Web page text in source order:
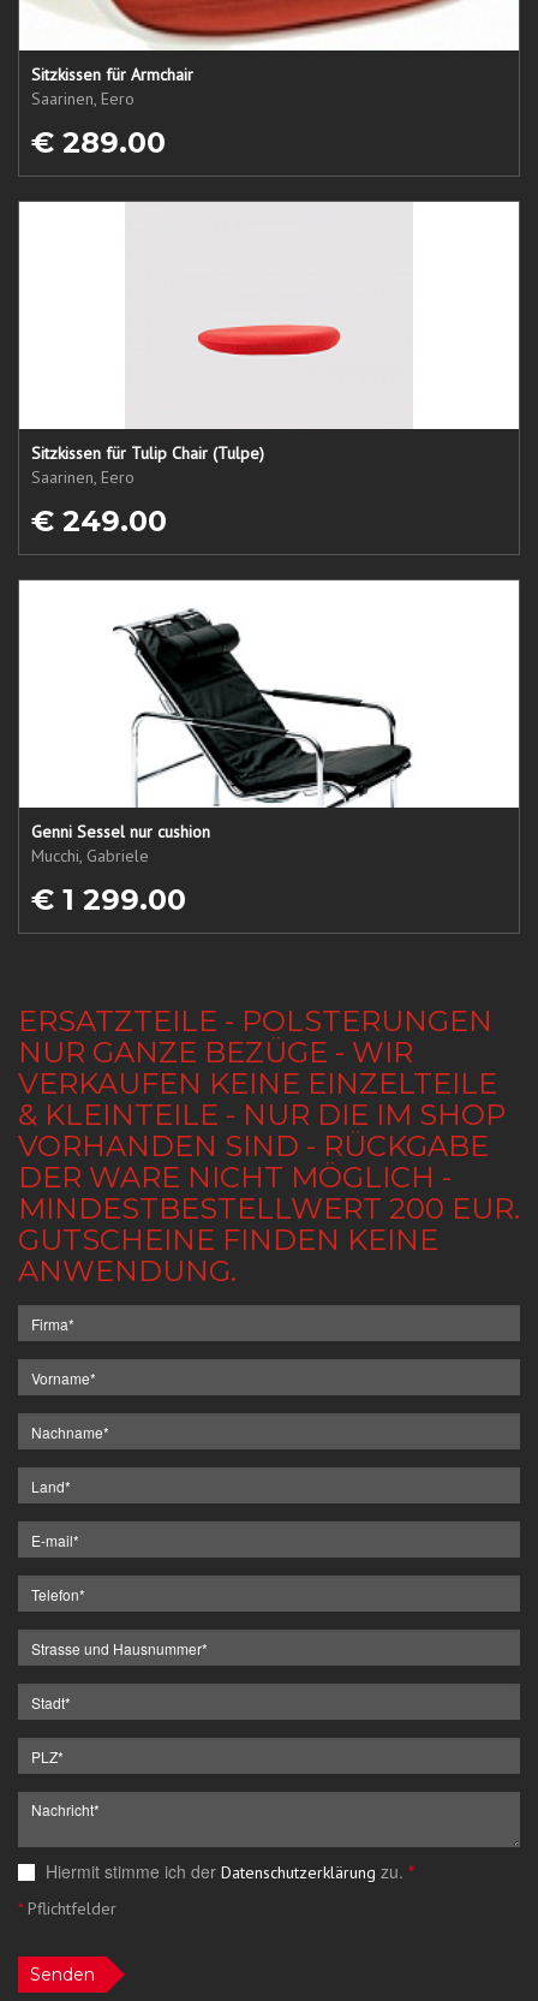
Sitzkissen für Armchair
Saarinen, Eero
€ 289.00
Sitzkissen für Tulip Chair (Tulpe)
Saarinen, Eero
€ 249.00
Genni Sessel nur cushion
Mucchi, Gabriele
€ 1 299.00
ERSATZTEILE - POLSTERUNGEN
NUR GANZE BEZÜGE - WIR
VERKAUFEN KEINE EINZELTEILE
& KLEINTEILE - NUR DIE IM SHOP
VORHANDEN SIND - RÜCKGABE
DER WARE NICHT MÖGLICH -
MINDESTBESTELLWERT 200 EUR.
GUTSCHEINE FINDEN KEINE
ANWENDUNG.
Hiermit stimme ich der Datenschutzerklärung zu. *
*Pflichtfelder
Senden